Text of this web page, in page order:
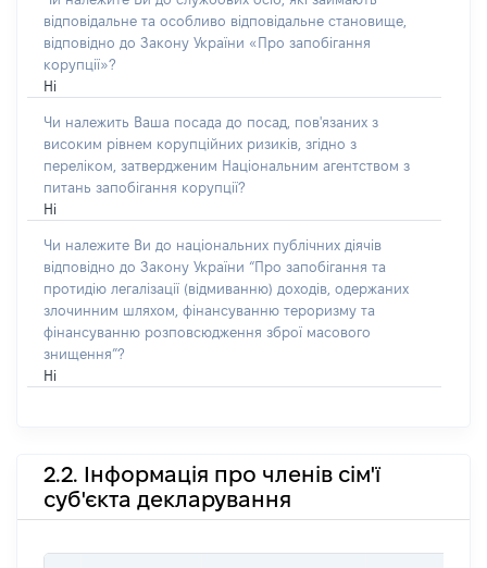
відповідальне та особливо відповідальне становище,
відповідно до Закону України «Про запобігання
корупції»?
Ні
Чи належить Ваша посада до посад, пов'язаних з
високим рівнем корупційних ризиків, згідно з
переліком, затвердженим Національним агентством з
питань запобігання корупції?
Ні
Чи належите Ви до національних публічних діячів
відповідно до Закону України “Про запобігання та
протидію легалізації (відмиванню) доходів, одержаних
злочинним шляхом, фінансуванню тероризму та
фінансуванню розповсюдження зброї масового
знищення”?
Ні
2.2. Інформація про членів сім'ї
суб'єкта декларування